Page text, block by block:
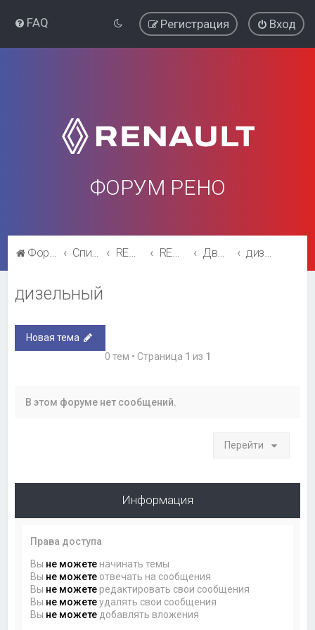
FAQ Вход
Регистрация
ФОРУМ РЕНО
Форум Рено Список форумов RENAULT SYMBOL RENAULT SYMBOL Двигатель и трансмиссия дизельный
дизельный
Новая тема
0 тем • Страница 1 из 1
В этом форуме нет сообщений.
Перейти
Информация
Права доступа
Вы не можете начинать темы
Вы не можете отвечать на сообщения
Вы не можете редактировать свои сообщения
Вы не можетеудалять свои сообщения
Вы не можете добавлять вложения